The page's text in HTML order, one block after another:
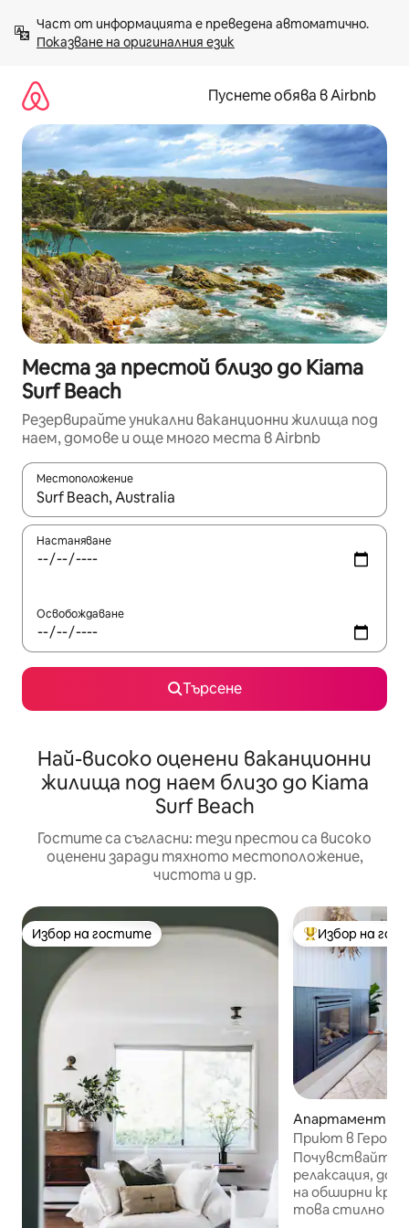
към
съдържанието
Показване на оригиналния език
Пуснете обява в Airbnb
Места за престой близо до Kiama
Surf Beach
Резервирайте уникални ваканционни жилища под
наем, домове и още много места в Airbnb
Местоположение
Когато резултатите се покажат, използвайте
Настаняване
Освобождаване
Търсене
Най-високо оценени ваканционни
жилища под наем близо до Kiama
Surf Beach
Гостите са съгласни: тези престои са високо
оценени заради тяхното местоположение,
чистота и др.
Избор на гостите
Избор на гостите Най-популярен
Избор на
Апартамент за
Gerroa
Приют в Героа
Почувствайте
релаксация,
на обширни
това стилно